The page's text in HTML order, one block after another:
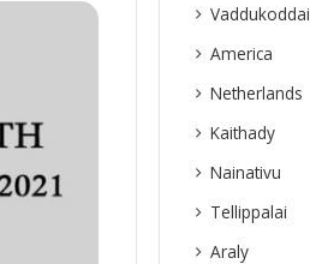
Vaddukoddai
America
Netherlands
Kaithady
Nainativu
Tellippalai
Araly